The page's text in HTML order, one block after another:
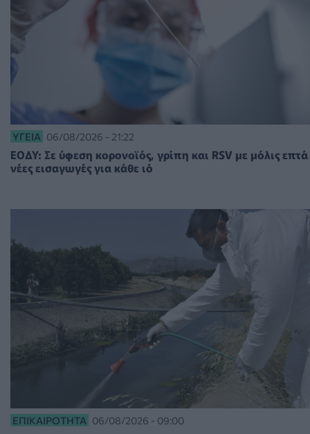
ΥΓΕΊΑ 06/08/2026 - 21:22
ΕΟΔΥ: Σε ύφεση κορονοϊός, γρίπη και RSV με μόλις επτά
νέες εισαγωγές για κάθε ιό
ΕΠΙΚΑΙΡΌΤΗΤΑ 06/08/2026 - 09:00